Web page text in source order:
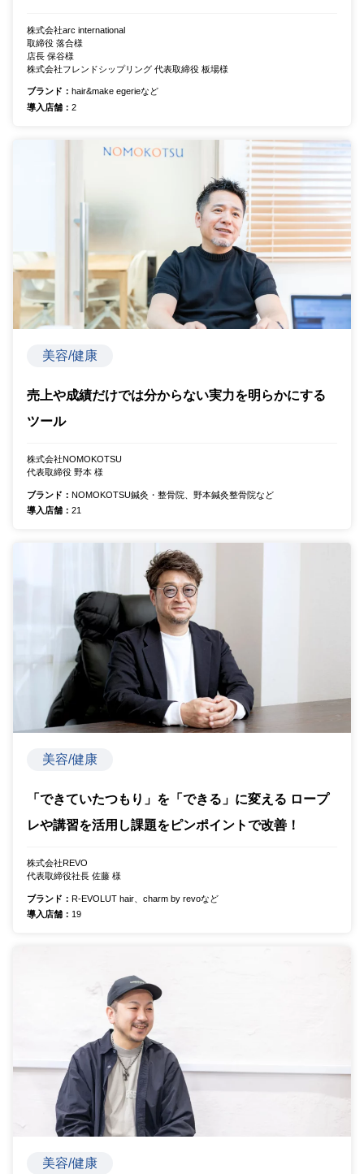
株式会社arc international
取締役 落合様
店長 保谷様
株式会社フレンドシップリング 代表取締役 板場様
ブランド： hair&make egerieなど
導入店舗： 2
美容/健康
売上や成績だけでは分からない実力を明らかにする
ツール
株式会社NOMOKOTSU
代表取締役 野本 様
ブランド： NOMOKOTSU鍼灸・整骨院、野本鍼灸整骨院など
導入店舗： 21
美容/健康
「できていたつもり」を「できる」に変える ロープ
レや講習を活用し課題をピンポイントで改善！
株式会社REVO
代表取締役社長 佐藤 様
ブランド： R-EVOLUT hair、charm by revoなど
導入店舗： 19
美容/健康